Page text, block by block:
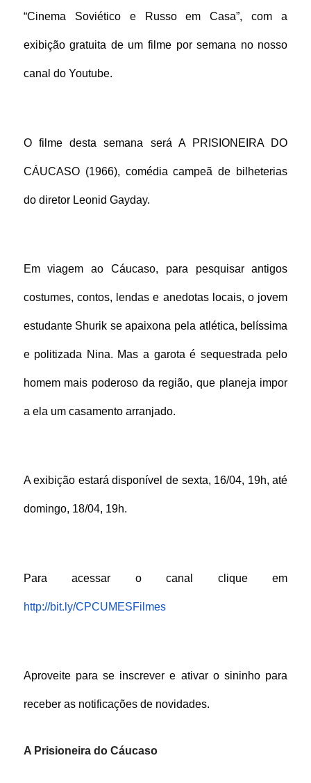
“Cinema Soviético e Russo em Casa”, com a
exibição gratuita de um filme por semana no nosso
canal do Youtube.
O filme desta semana será A PRISIONEIRA DO
CÁUCASO (1966), comédia campeã de bilheterias
do diretor Leonid Gayday.
Em viagem ao Cáucaso, para pesquisar antigos
costumes, contos, lendas e anedotas locais, o jovem
estudante Shurik se apaixona pela atlética, belíssima
e politizada Nina. Mas a garota é sequestrada pelo
homem mais poderoso da região, que planeja impor
a ela um casamento arranjado.
A exibição estará disponível de sexta, 16/04, 19h, até
domingo, 18/04, 19h.
http://bit.ly/CPCUMESFilmes
Aproveite para se inscrever e ativar o sininho para
receber as notificações de novidades.
A Prisioneira do Cáucaso